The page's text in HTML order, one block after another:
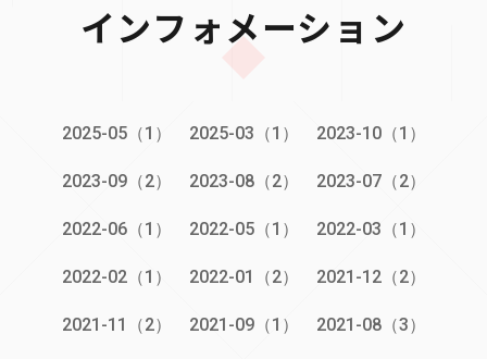
インフォメーション
2025-05（1） 2025-03（1） 2023-10（1）
2023-09（2） 2023-08（2） 2023-07（2）
2022-06（1） 2022-05（1） 2022-03（1）
2022-02（1） 2022-01（2） 2021-12（2）
2021-11（2） 2021-09（1） 2021-08（3）